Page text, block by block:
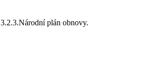
plán obnovy.